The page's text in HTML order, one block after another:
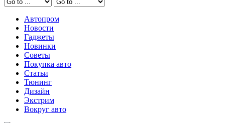
Автопром
Новости
Гаджеты
Новинки
Советы
Покупка авто
Статьи
Тюнинг
Дизайн
Экстрим
Вокруг авто